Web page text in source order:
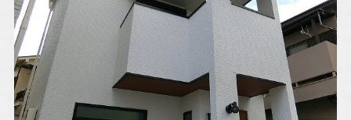
アルホームサービス
のXです。
[@alhome2001]
Simplenoteの
インスタグラムです。
[simplenote ibaraki
takatsuki]